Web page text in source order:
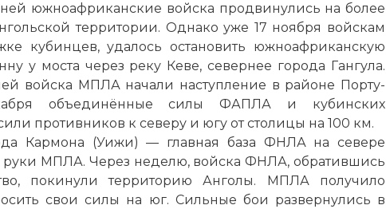
южноафриканские войска продвинулись на более
территории. Однако уже 17 ноября войскам
кубинцев, удалось остановить южноафриканскую
у моста через реку Кеве, севернее города Гангула.
войска МПЛА начали наступление в районе Порту-
объединённые силы ФАПЛА и кубинских
противников к северу и югу от столицы на 100 км.
Кармона (Уижи) — главная база ФНЛА на севере
МПЛА. Через неделю, войска ФНЛА, обратившись
покинули территорию Анголы. МПЛА получило
свои силы на юг. Сильные бои развернулись в